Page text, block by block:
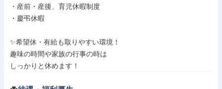
・産前・産後、育児休暇制度
・慶弔休暇
✨希望休・有給も取りやすい環境！
趣味の時間や家族の行事の時は
しっかりと休めます！